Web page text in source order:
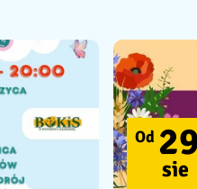
Od
sie